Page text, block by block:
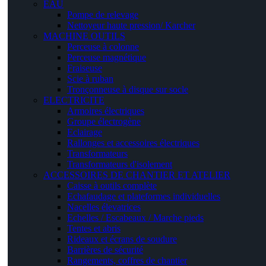
EAU
Pompe de relevage
Nettoyeur haute pression/ Karcher
MACHINE OUTILS
Perceuse à colonne
Perceuse magnétique
Fraiseuse
Scie à ruban
Tronçonneuse à disque sur socle
ELECTRICITE
Armoires électriques
Groupe électrogène
Eclairage
Rallonges et accessoires électriques
Transformateurs
Transformateurs d'isolement
ACCESSOIRES DE CHANTIER ET ATELIER
Caisse à outils complète
Echafaudage et plateformes individuelles
Nacelles élevatrices
Echelles / Escabeaux / Marche pieds
Tentes et abris
Rideaux et écrans de soudure
Barrières de sécurité
Rangements, coffres de chantier